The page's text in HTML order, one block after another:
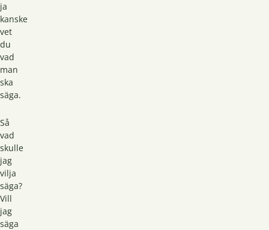
ja
kanske
vet
du
vad
man
ska
säga.
Så
vad
skulle
jag
vilja
säga?
Vill
jag
säga